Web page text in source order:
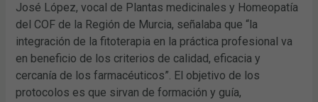
José López, vocal de Plantas medicinales y Homeopatía
del COF de la Región de Murcia, señalaba que “la
integración de la fitoterapia en la práctica profesional va
en beneficio de los criterios de calidad, eficacia y
cercanía de los farmacéuticos”. El objetivo de los
protocolos es que sirvan de formación y guía,